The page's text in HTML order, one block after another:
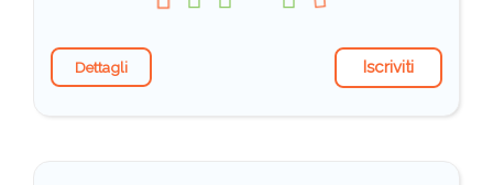
Dettagli Iscriviti